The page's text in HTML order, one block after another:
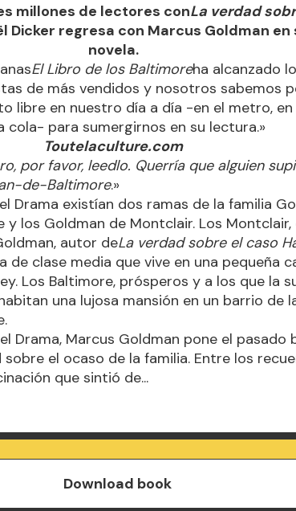
millones de lectores conLa verdad
Dicker regresa con Marcus Goldman en
novela.
El Libro de los Baltimoreha alcanzado
de más vendidos y nosotros sabemos
libre en nuestro día a día -en el metro,
cola- para sumergirnos en su lectura.»
Toutelaculture.com
por favor, leedlo. Querría que alguien
de-Baltimore.»
Drama existían dos ramas de la familia
y los Goldman de Montclair. Los Montclair,
autor deLa verdad sobre el caso
de clase media que vive en una pequeña
Los Baltimore, prósperos y a los que la
una lujosa mansión en un barrio de
Drama, Marcus Goldman pone el pasado
el ocaso de la familia. Entre los
que sintió de...
Download book